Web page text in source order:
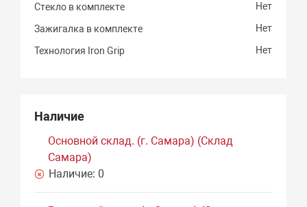
Стекло в комплекте Нет
Зажигалка в комплекте Нет
Технология Iron Grip Нет
Наличие
Основной склад. (г. Самара) (Склад
Самара)
Наличие: 0